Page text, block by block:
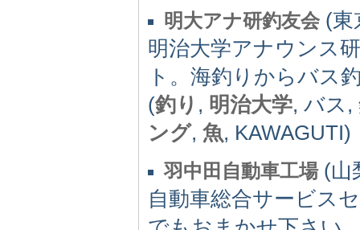
明大アナ研釣友会(東
明治大学アナウンス
ト。海釣りからバス
(釣り , 明治大学, バス
ング, 魚, KAWAGUTI)
羽中田自動車工場(山
自動車総合サービス